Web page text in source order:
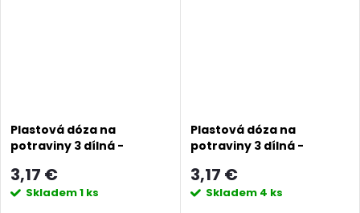
Plastová dóza na
potraviny 3 dílná -
3,17 €
Skladem1 ks
Plastová dóza na
potraviny 3 dílná -
3,17 €
Skladem 4 ks